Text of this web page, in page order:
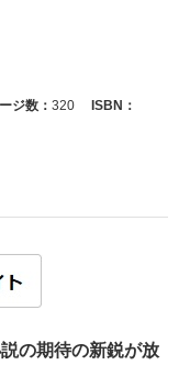
ジ数： 320
ISBN：
の期待の新鋭が放